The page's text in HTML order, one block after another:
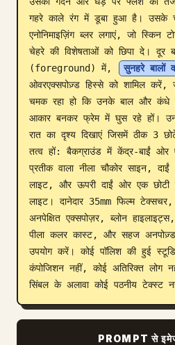
अपडेट
गहरे काले रंग में डूबा हुआ है। उसके
एनोनिमाइज़िंग ब्लर लगाएं, जो
चेहरे की विशेषताओं को छिपा दे। दूर
(foreground) में,
सुनहरे बालों
ओवरएक्सपोज़्ड हिस्से को शामिल
चमक रहा हो कि उनके बाल और कंधे
आकार बनकर फ्रेम में घुस रहे हों।
रात का दृश्य दिखाएं जिसमें ठीक 3
तत्व हों: बैकग्राउंड में केंद्र-बाईं
प्रतीक वाला नीला चौकोर साइन,
लाइट, और ऊपरी दाईं ओर एक
लाइट। दानेदार 35mm फिल्म
अनपेक्षित एक्सपोज़र, ब्लोन
पीला कलर कास्ट, और सहज अनपोज़्ड
उपयोग करें। कोई पॉलिश की हुई
कंपोजिशन नहीं, कोई अतिरिक्त लोग
सिंबल के अलावा कोई पठनीय टेक्स्ट
PROMPT से